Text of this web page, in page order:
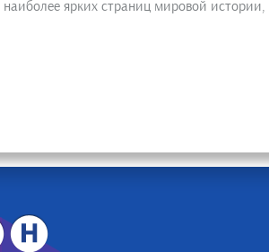
ярких страниц мировой